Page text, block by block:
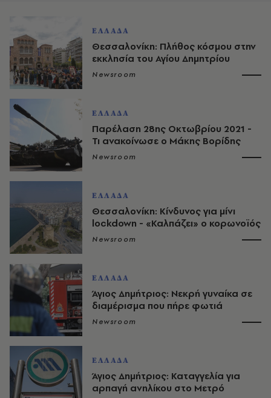
ΕΛΛΑΔΑ
Θεσσαλονίκη: Πλήθος κόσμου στην
εκκλησία του Αγίου Δημητρίου
Newsroom
ΕΛΛΑΔΑ
Παρέλαση 28ης Οκτωβρίου 2021 -
Τι ανακοίνωσε ο Μάκης Βορίδης
Newsroom
ΕΛΛΑΔΑ
Θεσσαλονίκη: Κίνδυνος για μίνι
lockdown - «Καλπάζει» ο κορωνοϊός
Newsroom
ΕΛΛΑΔΑ
Άγιος Δημήτριος: Νεκρή γυναίκα σε
διαμέρισμα που πήρε φωτιά
Newsroom
ΕΛΛΑΔΑ
Άγιος Δημήτριος: Καταγγελία για
αρπαγή ανηλίκου στο Μετρό